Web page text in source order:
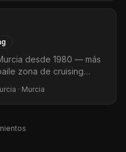
desde 1980 — más
zona de cruising
de drag y noches
Referente
· Murcia
s